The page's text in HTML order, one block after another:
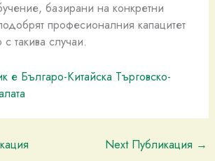
базирани на конкретни
професионалния капацитет
такива случаи.
е Българо-Китайска Търговско-
Next Публикация →